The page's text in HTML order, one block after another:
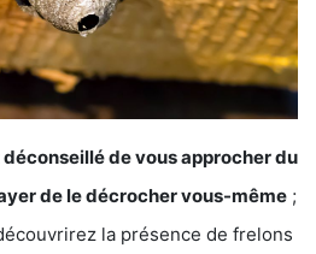
de vous approcher du
de le décrocher vous-même ;
la présence de frelons